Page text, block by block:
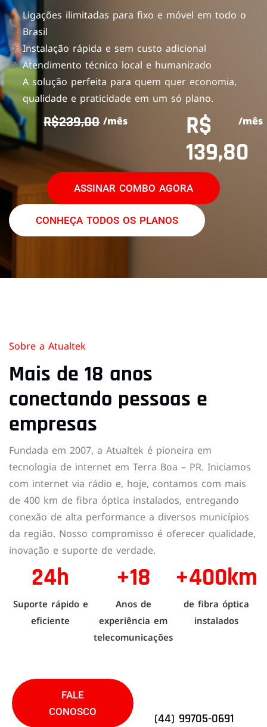
Ligações ilimitadas para fixo e móvel em todo o
Brasil
Instalação rápida e sem custo adicional
Atendimento técnico local e humanizado
A solução perfeita para quem quer economia,
qualidade e praticidade em um só plano.
R$239,00 /mês
R$
139,80
/mês
ASSINAR COMBO AGORA
CONHEÇA TODOS OS PLANOS
Sobre a Atualtek
Mais de 18 anos
conectando pessoas e
empresas
Fundada em 2007, a Atualtek é pioneira em
tecnologia de internet em Terra Boa – PR. Iniciamos
com internet via rádio e, hoje, contamos com mais
de 400 km de fibra óptica instalados, entregando
conexão de alta performance a diversos municípios
da região. Nosso compromisso é oferecer qualidade,
inovação e suporte de verdade.
24h
Suporte rápido e
eficiente
+18
Anos de
experiência em
telecomunicações
+400km
de fibra óptica
instalados
FALE
CONOSCO
(44) 99705-0691